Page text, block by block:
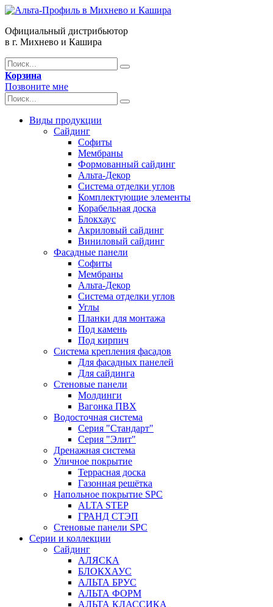
Официальный дистрибьютор
в г. Михнево и Кашира
Корзина
Позвоните мне
Виды продукции
Сайдинг
Софиты
Мембраны
Формованный сайдинг
Альта-Декор
Система отделки углов
Комплектующие элементы
Корабельная доска
Блокхаус
Акриловый сайдинг
Виниловый сайдинг
Фасадные панели
Софиты
Мембраны
Альта-Декор
Система отделки углов
Углы
Планки для монтажа
Под камень
Под кирпич
Система крепления фасадов
Для фасадных панелей
Для сайдинга
Стеновые панели
Молдинги
Вагонка ПВХ
Водосточная система
Серия "Стандарт"
Серия "Элит"
Дренажная система
Уличное покрытие
Террасная доска
Газонная решётка
Напольное покрытие SPC
ALTA STEP
ГРАНД СТЭП
Стеновые панели SPC
Серии и коллекции
Сайдинг
АЛЯСКА
БЛОКХАУС
АЛЬТА БРУС
АЛЬТА ФОРМ
АЛЬТА КЛАССИКА